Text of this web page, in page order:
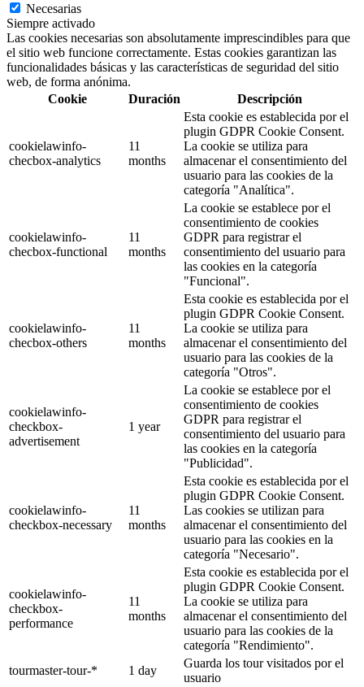
Necesarias
Siempre activado
Las cookies necesarias son absolutamente imprescindibles para que
el sitio web funcione correctamente. Estas cookies garantizan las
funcionalidades básicas y las características de seguridad del sitio
web, de forma anónima.
Cookie
Duración Descripción
cookielawinfo-
checbox-analytics
11
months
Esta cookie es establecida por el
plugin GDPR Cookie Consent.
La cookie se utiliza para
almacenar el consentimiento del
usuario para las cookies de la
categoría "Analítica".
cookielawinfo-
checbox-functional
11
months
La cookie se establece por el
consentimiento de cookies
GDPR para registrar el
consentimiento del usuario para
las cookies en la categoría
"Funcional".
cookielawinfo-
checbox-others
11
months
Esta cookie es establecida por el
plugin GDPR Cookie Consent.
La cookie se utiliza para
almacenar el consentimiento del
usuario para las cookies de la
categoría "Otros".
cookielawinfo-
checkbox-
advertisement
1 year
La cookie se establece por el
consentimiento de cookies
GDPR para registrar el
consentimiento del usuario para
las cookies en la categoría
"Publicidad".
cookielawinfo-
checkbox-necessary
11
months
Esta cookie es establecida por el
plugin GDPR Cookie Consent.
Las cookies se utilizan para
almacenar el consentimiento del
usuario para las cookies en la
categoría "Necesario".
cookielawinfo-
checkbox-
performance
11
months
Esta cookie es establecida por el
plugin GDPR Cookie Consent.
La cookie se utiliza para
almacenar el consentimiento del
usuario para las cookies de la
categoría "Rendimiento".
tourmaster-tour-*
1 day
Guarda los tour visitados por el
usuario